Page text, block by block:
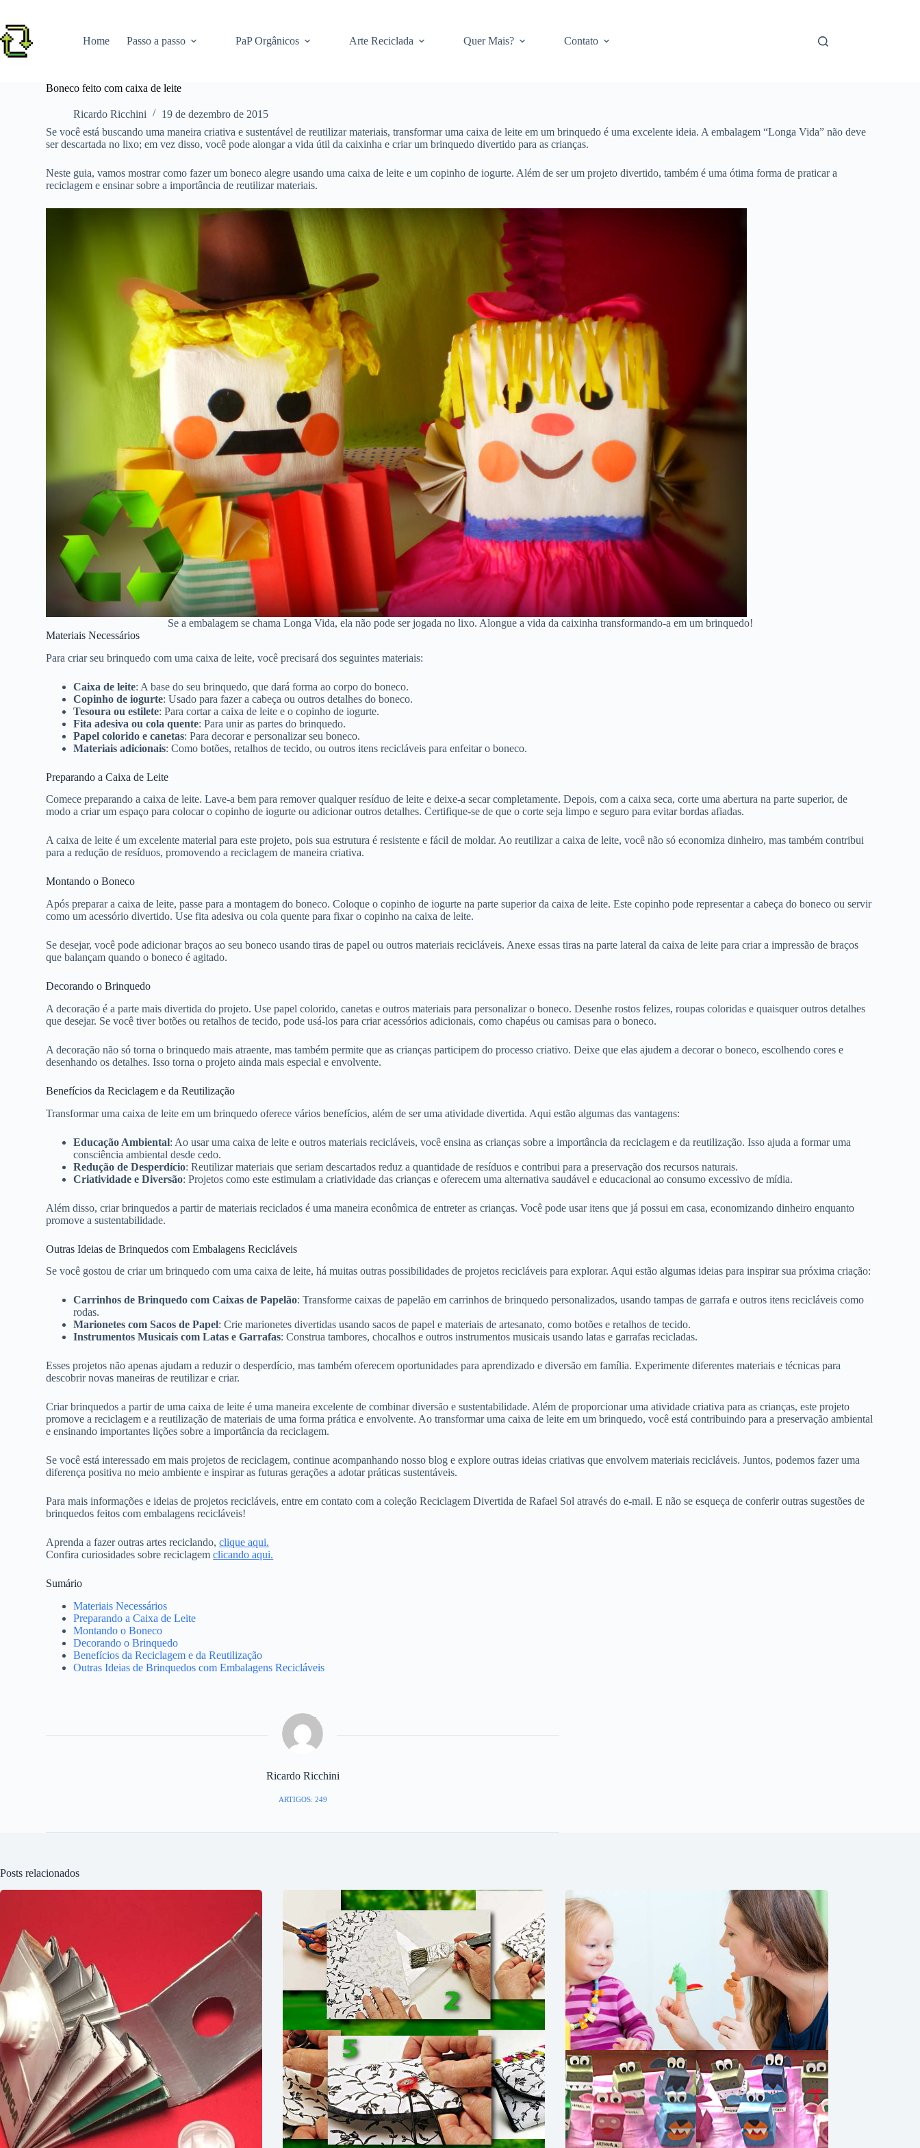
conteúdo
Home Passo a passo PaP Orgânicos Arte Reciclada Quer Mais? Contato
Boneco feito com caixa de leite
Ricardo Ricchini
19 de dezembro de 2015
Se você está buscando uma maneira criativa e sustentável de reutilizar materiais, transformar uma caixa de leite em um brinquedo é uma excelente ideia. A embalagem “Longa Vida” não deve
ser descartada no lixo; em vez disso, você pode alongar a vida útil da caixinha e criar um brinquedo divertido para as crianças.
Neste guia, vamos mostrar como fazer um boneco alegre usando uma caixa de leite e um copinho de iogurte. Além de ser um projeto divertido, também é uma ótima forma de praticar a
reciclagem e ensinar sobre a importância de reutilizar materiais.
Se a embalagem se chama Longa Vida, ela não pode ser jogada no lixo. Alongue a vida da caixinha transformando-a em um brinquedo!
Materiais Necessários
Para criar seu brinquedo com uma caixa de leite, você precisará dos seguintes materiais:
Caixa de leite: A base do seu brinquedo, que dará forma ao corpo do boneco.
Copinho de iogurte: Usado para fazer a cabeça ou outros detalhes do boneco.
Tesoura ou estilete: Para cortar a caixa de leite e o copinho de iogurte.
Fita adesiva ou cola quente: Para unir as partes do brinquedo.
Papel colorido e canetas: Para decorar e personalizar seu boneco.
Materiais adicionais: Como botões, retalhos de tecido, ou outros itens recicláveis para enfeitar o boneco.
Preparando a Caixa de Leite
Comece preparando a caixa de leite. Lave-a bem para remover qualquer resíduo de leite e deixe-a secar completamente. Depois, com a caixa seca, corte uma abertura na parte superior, de
modo a criar um espaço para colocar o copinho de iogurte ou adicionar outros detalhes. Certifique-se de que o corte seja limpo e seguro para evitar bordas afiadas.
A caixa de leite é um excelente material para este projeto, pois sua estrutura é resistente e fácil de moldar. Ao reutilizar a caixa de leite, você não só economiza dinheiro, mas também contribui
para a redução de resíduos, promovendo a reciclagem de maneira criativa.
Montando o Boneco
Após preparar a caixa de leite, passe para a montagem do boneco. Coloque o copinho de iogurte na parte superior da caixa de leite. Este copinho pode representar a cabeça do boneco ou servir
como um acessório divertido. Use fita adesiva ou cola quente para fixar o copinho na caixa de leite.
Se desejar, você pode adicionar braços ao seu boneco usando tiras de papel ou outros materiais recicláveis. Anexe essas tiras na parte lateral da caixa de leite para criar a impressão de braços
que balançam quando o boneco é agitado.
Decorando o Brinquedo
A decoração é a parte mais divertida do projeto. Use papel colorido, canetas e outros materiais para personalizar o boneco. Desenhe rostos felizes, roupas coloridas e quaisquer outros detalhes
que desejar. Se você tiver botões ou retalhos de tecido, pode usá-los para criar acessórios adicionais, como chapéus ou camisas para o boneco.
A decoração não só torna o brinquedo mais atraente, mas também permite que as crianças participem do processo criativo. Deixe que elas ajudem a decorar o boneco, escolhendo cores e
desenhando os detalhes. Isso torna o projeto ainda mais especial e envolvente.
Benefícios da Reciclagem e da Reutilização
Transformar uma caixa de leite em um brinquedo oferece vários benefícios, além de ser uma atividade divertida. Aqui estão algumas das vantagens:
Educação Ambiental: Ao usar uma caixa de leite e outros materiais recicláveis, você ensina as crianças sobre a importância da reciclagem e da reutilização. Isso ajuda a formar uma
consciência ambiental desde cedo.
Redução de Desperdício: Reutilizar materiais que seriam descartados reduz a quantidade de resíduos e contribui para a preservação dos recursos naturais.
Criatividade e Diversão: Projetos como este estimulam a criatividade das crianças e oferecem uma alternativa saudável e educacional ao consumo excessivo de mídia.
Além disso, criar brinquedos a partir de materiais reciclados é uma maneira econômica de entreter as crianças. Você pode usar itens que já possui em casa, economizando dinheiro enquanto
promove a sustentabilidade.
Outras Ideias de Brinquedos com Embalagens Recicláveis
Se você gostou de criar um brinquedo com uma caixa de leite, há muitas outras possibilidades de projetos recicláveis para explorar. Aqui estão algumas ideias para inspirar sua próxima criação:
Carrinhos de Brinquedo com Caixas de Papelão: Transforme caixas de papelão em carrinhos de brinquedo personalizados, usando tampas de garrafa e outros itens recicláveis como
rodas.
Marionetes com Sacos de Papel: Crie marionetes divertidas usando sacos de papel e materiais de artesanato, como botões e retalhos de tecido.
Instrumentos Musicais com Latas e Garrafas: Construa tambores, chocalhos e outros instrumentos musicais usando latas e garrafas recicladas.
Esses projetos não apenas ajudam a reduzir o desperdício, mas também oferecem oportunidades para aprendizado e diversão em família. Experimente diferentes materiais e técnicas para
descobrir novas maneiras de reutilizar e criar.
Criar brinquedos a partir de uma caixa de leite é uma maneira excelente de combinar diversão e sustentabilidade. Além de proporcionar uma atividade criativa para as crianças, este projeto
promove a reciclagem e a reutilização de materiais de uma forma prática e envolvente. Ao transformar uma caixa de leite em um brinquedo, você está contribuindo para a preservação ambiental
e ensinando importantes lições sobre a importância da reciclagem.
Se você está interessado em mais projetos de reciclagem, continue acompanhando nosso blog e explore outras ideias criativas que envolvem materiais recicláveis. Juntos, podemos fazer uma
diferença positiva no meio ambiente e inspirar as futuras gerações a adotar práticas sustentáveis.
Para mais informações e ideias de projetos recicláveis, entre em contato com a coleção Reciclagem Divertida de Rafael Sol através do e-mail. E não se esqueça de conferir outras sugestões de
brinquedos feitos com embalagens recicláveis!
Aprenda a fazer outras artes reciclando,clique aqui.
Confira curiosidades sobre reciclagemclicando aqui.
Sumário
Materiais Necessários
Preparando a Caixa de Leite
Montando o Boneco
Decorando o Brinquedo
Benefícios da Reciclagem e da Reutilização
Outras Ideias de Brinquedos com Embalagens Recicláveis
Ricardo Ricchini
ARTIGOS: 249
Posts relacionados